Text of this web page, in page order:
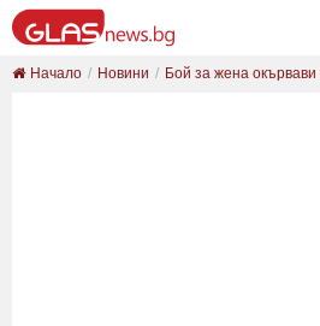
Начало Новини Бой за жена